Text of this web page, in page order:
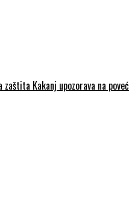
zaštita Kakanj upozorava na